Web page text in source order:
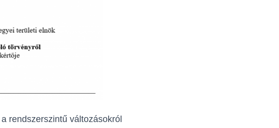
rendszerszintű változásokról